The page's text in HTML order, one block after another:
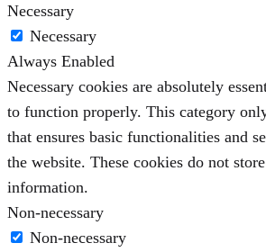
Necessary
Necessary
Always Enabled
Necessary cookies are absolutely
to function properly. This category
that ensures basic functionalities and
the website. These cookies do not
information.
Non-necessary
Non-necessary